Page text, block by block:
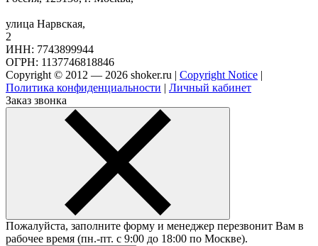
улица Нарвская,
2
ИНН: 7743899944
ОГРН: 1137746818846
Copyright © 2012 — 2026 shoker.ru | Copyright Notice |
Политика конфиденциальности | Личный кабинет
Заказ звонка
Пожалуйста, заполните форму и менеджер перезвонит Вам в
рабочее время (пн.-пт. с 9:00 до 18:00 по Москве).